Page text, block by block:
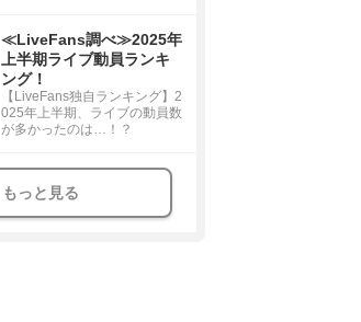
≪LiveFans調べ≫2025年
上半期ライブ動員ランキ
ング！
【LiveFans独自ランキング】2
025年上半期、ライブの動員数
が多かったのは…！？
もっと見る